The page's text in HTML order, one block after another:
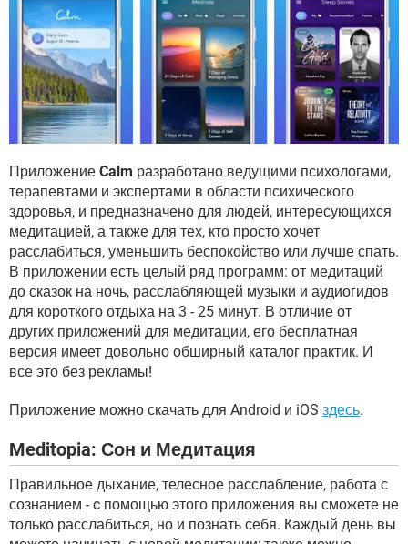
Приложение Calm разработано ведущими психологами,
терапевтами и экспертами в области психического
здоровья, и предназначено для людей, интересующихся
медитацией, а также для тех, кто просто хочет
расслабиться, уменьшить беспокойство или лучше спать.
В приложении есть целый ряд программ: от медитаций
до сказок на ночь, расслабляющей музыки и аудиогидов
для короткого отдыха на 3 - 25 минут. В отличие от
других приложений для медитации, его бесплатная
версия имеет довольно обширный каталог практик. И
все это без рекламы!
Приложение можно скачать для Android и iOS здесь.
Meditopia: Сон и Медитация
Правильное дыхание, телесное расслабление, работа с
сознанием - c помощью этого приложения вы сможете не
только расслабиться, но и познать себя. Каждый день вы